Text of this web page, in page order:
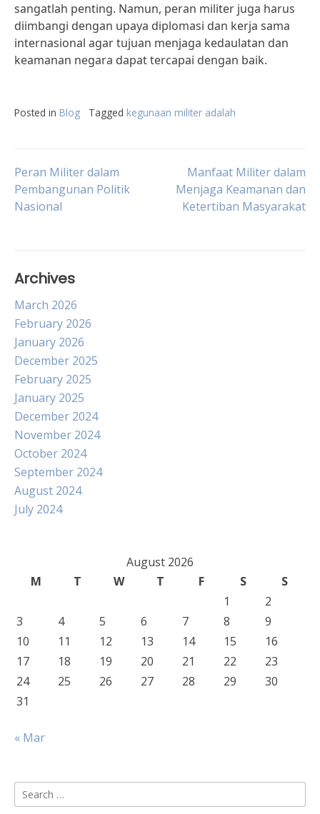
sangatlah penting. Namun, peran militer juga harus
diimbangi dengan upaya diplomasi dan kerja sama
internasional agar tujuan menjaga kedaulatan dan
keamanan negara dapat tercapai dengan baik.
Posted in Blog Tagged kegunaan militer adalah
Post
navigation
Peran Militer dalam
Pembangunan Politik
Nasional
Manfaat Militer dalam
Menjaga Keamanan dan
Ketertiban Masyarakat
Archives
March 2026
February 2026
January 2026
December 2025
February 2025
January 2025
December 2024
November 2024
October 2024
September 2024
August 2024
July 2024
August 2026
M
T W T F S
S
1
2
3
4 5 6 7 8
9
10
11 12 13 14 15
16
17
18 19 20 21 22
23
24
25 26 27 28 29
30
31
« Mar
Search
for: